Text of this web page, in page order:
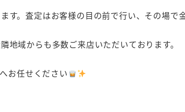
す。査定はお客様の目の前で行い、その場
域からも多数ご来店いただいております。
お任せください